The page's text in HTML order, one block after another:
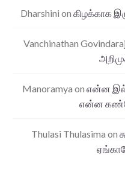
Dharshini on கிழக்காக
Vanchinathan
Manoramya on என்ன
என்ன
Thulasi Thulasima on